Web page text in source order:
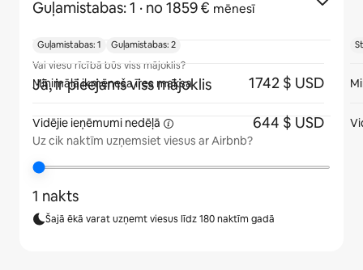
Guļamistabas: 1 · no 1859 € mēnesī
Vai viesu rīcībā būs viss mājoklis?
Jā, ir pieejams viss mājoklis
Uz cik naktīm uzņemsiet viesus ar Airbnb?
1 nakts
Šajā ēkā varat uzņemt viesus līdz 180 naktīm gadā
Guļamistabas: 1 Guļamistabas: 2
Minimālā ikmēneša īres maksa 1742 $ USD
Vidējie ieņēmumi nedēļā 644 $ USD